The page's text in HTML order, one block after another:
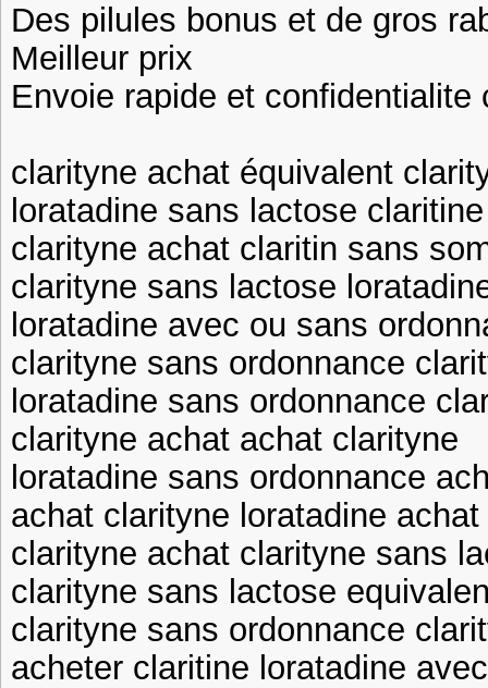
Des pilules bonus et de gros
Meilleur prix
Envoie rapide et confidentialite
clarityne achat équivalent
loratadine sans lactose
clarityne achat claritin sans
clarityne sans lactose
loratadine avec ou sans
clarityne sans ordonnance
loratadine sans ordonnance
clarityne achat achat clarityne
loratadine sans ordonnance
achat clarityne loratadine achat
clarityne achat clarityne sans
clarityne sans lactose
clarityne sans ordonnance
acheter claritine loratadine